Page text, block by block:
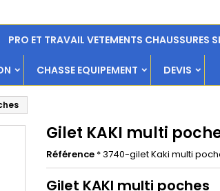
PRO ET TRAVAIL VETEMENTS CHAUSSURES
CHASSE EQUIPEMENT DEVIS
Gilet KAKI multi
Référence * 3740-gilet Kaki multi
Gilet KAKI multi poches